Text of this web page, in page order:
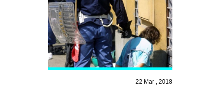
ABOUT
AREA
DEGENERAZIONE
GAZA FREESTYLE
22 Mar , 2018